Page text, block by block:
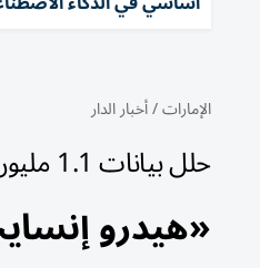
الإمارات/أخبار الدار
حلل بيانات 1.1 مليون عداد ذكي كل ربع ساعة
«هيدرو